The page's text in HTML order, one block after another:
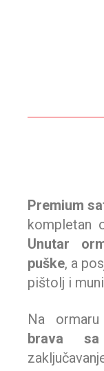
Premium
kompletan
Unutar
puške, a
pištolj i
Na
brava sa